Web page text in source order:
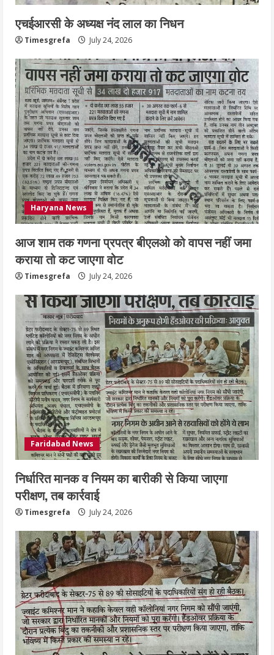
4
5
हाई-रिस्क इमारतों के ओसी में बड़ा बदलाव,
निजीविशेषज्ञों की रिपोर्ट पर भी मिलेगा
प्रमाणपत्र
July 24, 2026
एचईआरसी के अध्यक्ष नंद लाल का निधन
Timesgrefa July 24, 2026
Haryana News
आज शाम तक गणना प्रपत्र बीएलओ को वापस नहीं जमा
कराया तो कट जाएगा वोट
Timesgrefa July 24, 2026
Faridabad News
निर्धारित मानक व नियम का बारीकी से किया जाएगा
परीक्षण, तब कार्रवाई
Timesgrefa July 24, 2026